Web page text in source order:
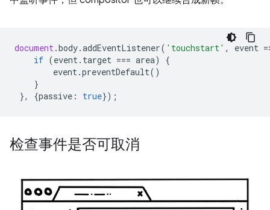
document.body.addEventListener( 'touchstart' , event =
if (event. target === area)
{
event.preventDefault()
}
},
{passive : true});
检查事件是否可取消